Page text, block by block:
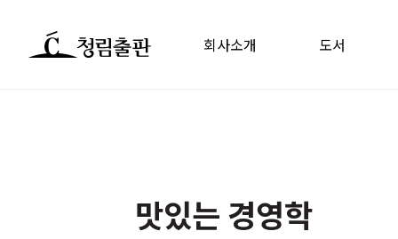
회사소개 도서
맛있는 경영학